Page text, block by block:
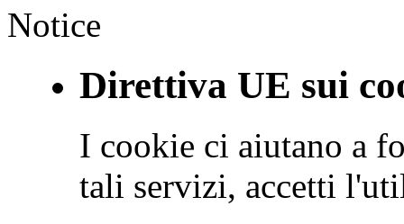
Notice
Direttiva UE sui
I cookie ci aiutano a
tali servizi, accetti